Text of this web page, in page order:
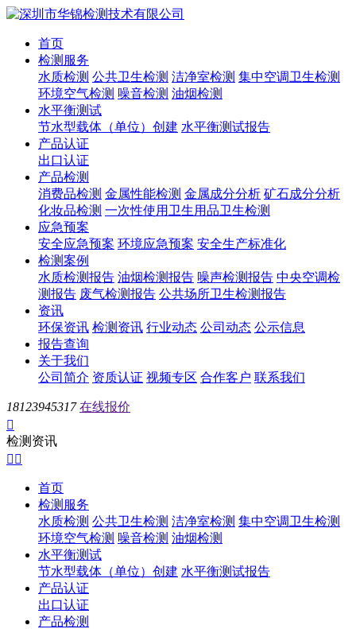
首页
检测服务
水质检测 公共卫生检测 洁净室检测 集中空调卫生检测
环境空气检测 噪音检测 油烟检测
水平衡测试
节水型载体（单位）创建 水平衡测试报告
产品认证
出口认证
产品检测
消费品检测 金属性能检测 金属成分分析 矿石成分分析
化妆品检测 一次性使用卫生用品卫生检测
应急预案
安全应急预案 环境应急预案 安全生产标准化
检测案例
水质检测报告 油烟检测报告 噪声检测报告 中央空调检
测报告 废气检测报告 公共场所卫生检测报告
资讯
环保资讯 检测资讯 行业动态 公司动态 公示信息
报告查询
关于我们
公司简介 资质认证 视频专区 合作客户 联系我们
18123945317 在线报价

检测资讯
 
首页
检测服务
水质检测 公共卫生检测 洁净室检测 集中空调卫生检测
环境空气检测 噪音检测 油烟检测
水平衡测试
节水型载体（单位）创建 水平衡测试报告
产品认证
出口认证
产品检测